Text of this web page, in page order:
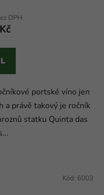
DPH
portské víno jen
a právě takový je ročník
statku Quinta das
Kód: 6003